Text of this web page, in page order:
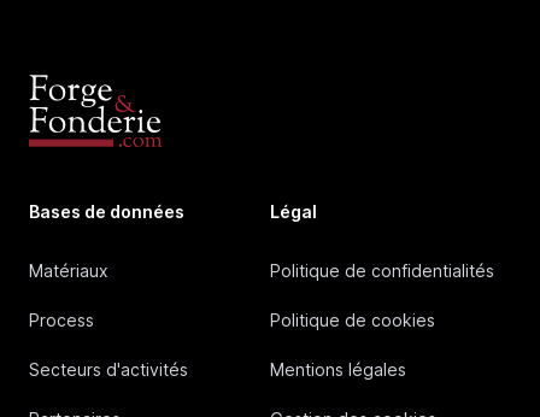
Bases de données
Matériaux
Process
Secteurs d'activités
Légal
Politique de confidentialités
Politique de cookies
Mentions légales